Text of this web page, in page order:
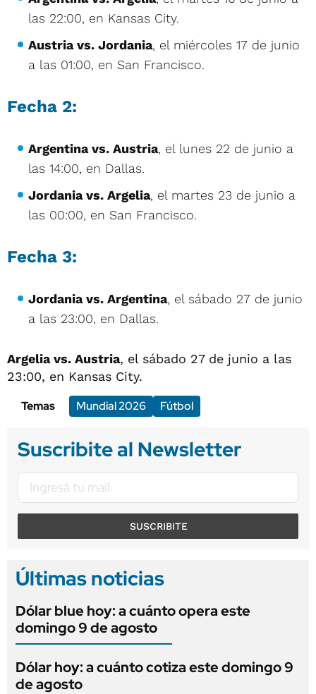
las 22:00, en Kansas City.
Austria vs. Jordania, el miércoles 17 de junio
a las 01:00, en San Francisco.
Fecha 2:
Argentina vs. Austria, el lunes 22 de junio a
las 14:00, en Dallas.
Jordania vs. Argelia, el martes 23 de junio a
las 00:00, en San Francisco.
Fecha 3:
Jordania vs. Argentina, el sábado 27 de junio
a las 23:00, en Dallas.
Argelia vs. Austria, el sábado 27 de junio a las
23:00, en Kansas City.
Temas
Mundial 2026 Fútbol
Suscribite al Newsletter
SUSCRIBITE
Últimas noticias
Dólar blue hoy: a cuánto opera este
domingo 9 de agosto
Dólar hoy: a cuánto cotiza este domingo 9
de agosto